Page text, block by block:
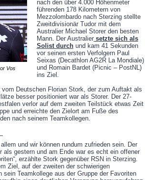
Vos
nach den über 4.000 Höhenmeter
führenden 178 Kilometern von
Mezzolombardo nach Sterzing stellte
Zweitdivisionär Tudor mit dem
Australier Michael Storer den besten
Mann. Der Australiersetzte sich als
Solist durchund kam 41 Sekunden
vor seinen ersten Verfolgern Paul
Seixas (Decathlon AG2R La Mondiale)
und Romain Bardet (Picnic – PostNL)
ins Ziel.
Deutschen Florian Stork, der zum Auftakt als
besser positioniert war als Storer. Der 27-
verlor auf dem zweiten Teilstück etwas Zeit
und erreichte den Zielort am Fuße des
nach seinem Teamkollegen.
und wir können rundum zufrieden sein. Der
als gestern und am Ende war es echt ein offener
erzählte Stork gegenüber RSN in Sterzing.
Ziel, auf der zweiten der schwierigen
Teamkollege aus der Gruppe der Favoriten